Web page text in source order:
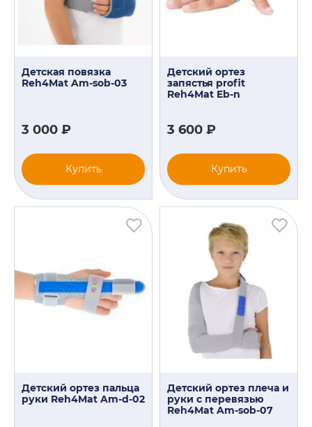
Детская повязка
Reh4Mat Am-sob-03
3 000 ₽
Купить
Детский ортез
запястья profit
Reh4Mat Eb-n
3 600 ₽
Купить
Детский ортез пальца
руки Reh4Mat Am-d-02
Детский ортез плеча и
руки с перевязью
Reh4Mat Am-sob-07